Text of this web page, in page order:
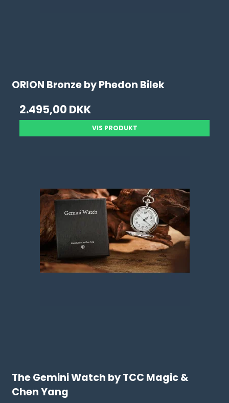
ORION Bronze by Phedon Bilek
2.495,00 DKK
VIS PRODUKT
The Gemini Watch by TCC Magic &
Chen Yang